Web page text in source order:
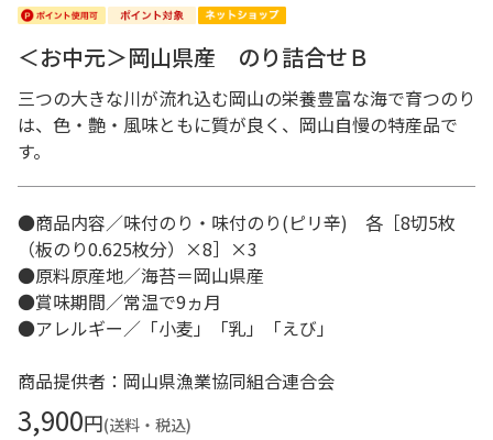
＜お中元＞岡山県産 のり詰合せＢ
三つの大きな川が流れ込む岡山の栄養豊富な海で育つのり
は、色・艶・風味ともに質が良く、岡山自慢の特産品で
す。
●商品内容／味付のり・味付のり(ピリ辛) 各［8切5枚
（板のり0.625枚分）×8］×3
●原料原産地／海苔＝岡山県産
●賞味期間／常温で9ヵ月
●アレルギー／「小麦」「乳」「えび」
商品提供者：岡山県漁業協同組合連合会
3,900円(送料・税込)